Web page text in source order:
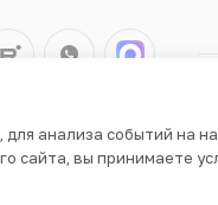
анализа событий на
вы принимаете